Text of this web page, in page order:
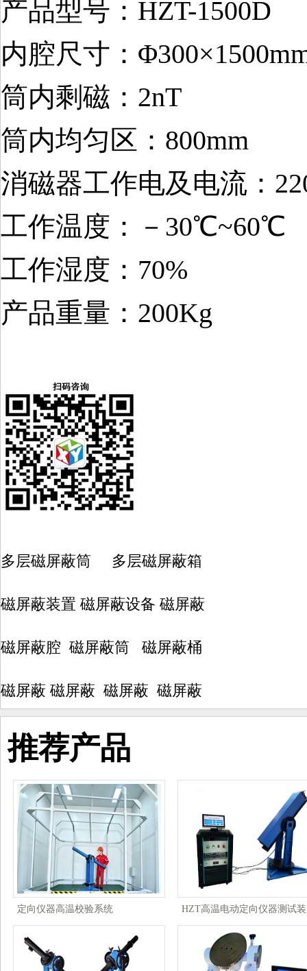
产品型号：HZT-1500D
内腔尺寸： Φ300×1500
筒内剩磁：2nT
筒内均匀区：800mm
消磁器工作电及电流：
工作温度：－30℃~60℃
工作湿度：70%
产品重量：200Kg
多层磁屏蔽筒 多层磁屏蔽箱
磁屏蔽装置 磁屏蔽设备 磁屏蔽
磁屏蔽腔 磁屏蔽筒 磁屏蔽桶
磁屏蔽 磁屏蔽 磁屏蔽 磁屏蔽
推荐产品
定向仪器高温校验系统 HZT高温电动定向仪器测试